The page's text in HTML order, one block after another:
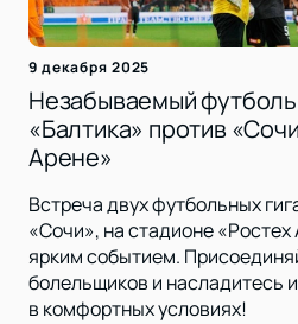
9 декабря 2025
Незабываемый
«Балтика» против
Арене»
Встреча двух футбольных
«Сочи», на стадионе
ярким событием.
болельщиков и насладитесь
в комфортных условиях!